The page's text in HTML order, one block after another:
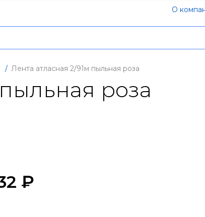
О
/ Лента атласная 2/91м пыльная роза
роза
₽